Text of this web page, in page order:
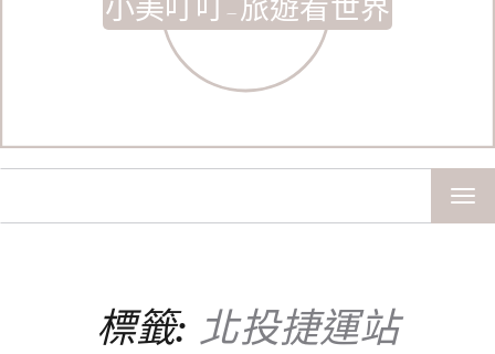
小美叮叮-旅遊看世界
標籤: 北投捷運站